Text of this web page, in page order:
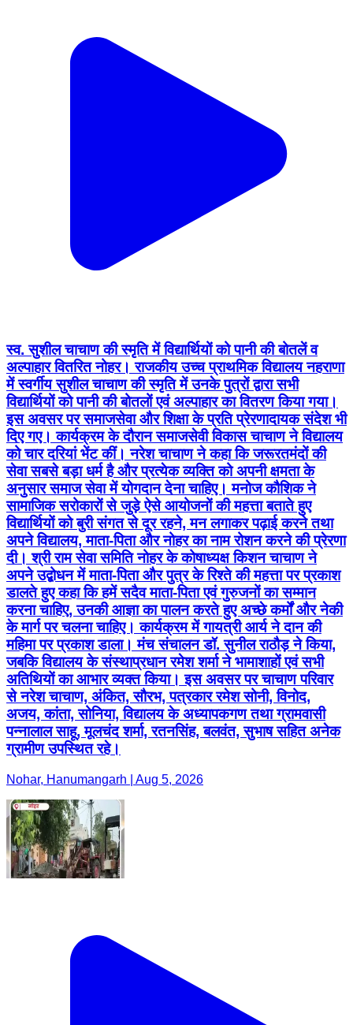
स्व. सुशील चाचाण की स्मृति में विद्यार्थियों को पानी की बोतलें व
अल्पाहार वितरित नोहर। राजकीय उच्च प्राथमिक विद्यालय नहराणा
में स्वर्गीय सुशील चाचाण की स्मृति में उनके पुत्रों द्वारा सभी
विद्यार्थियों को पानी की बोतलों एवं अल्पाहार का वितरण किया गया।
इस अवसर पर समाजसेवा और शिक्षा के प्रति प्रेरणादायक संदेश भी
दिए गए। कार्यक्रम के दौरान समाजसेवी विकास चाचाण ने विद्यालय
को चार दरियां भेंट कीं। नरेश चाचाण ने कहा कि जरूरतमंदों की
सेवा सबसे बड़ा धर्म है और प्रत्येक व्यक्ति को अपनी क्षमता के
अनुसार समाज सेवा में योगदान देना चाहिए। मनोज कौशिक ने
सामाजिक सरोकारों से जुड़े ऐसे आयोजनों की महत्ता बताते हुए
विद्यार्थियों को बुरी संगत से दूर रहने, मन लगाकर पढ़ाई करने तथा
अपने विद्यालय, माता-पिता और नोहर का नाम रोशन करने की प्रेरणा
दी। श्री राम सेवा समिति नोहर के कोषाध्यक्ष किशन चाचाण ने
अपने उद्बोधन में माता-पिता और पुत्र के रिश्ते की महत्ता पर प्रकाश
डालते हुए कहा कि हमें सदैव माता-पिता एवं गुरुजनों का सम्मान
करना चाहिए, उनकी आज्ञा का पालन करते हुए अच्छे कर्मों और नेकी
के मार्ग पर चलना चाहिए। कार्यक्रम में गायत्री आर्य ने दान की
महिमा पर प्रकाश डाला। मंच संचालन डॉ. सुनील राठौड़ ने किया,
जबकि विद्यालय के संस्थाप्रधान रमेश शर्मा ने भामाशाहों एवं सभी
अतिथियों का आभार व्यक्त किया। इस अवसर पर चाचाण परिवार
से नरेश चाचाण, अंकित, सौरभ, पत्रकार रमेश सोनी, विनोद,
अजय, कांता, सोनिया, विद्यालय के अध्यापकगण तथा ग्रामवासी
पन्नालाल साहू, मूलचंद शर्मा, रतनसिंह, बलवंत, सुभाष सहित अनेक
ग्रामीण उपस्थित रहे।
Nohar, Hanumangarh | Aug 5, 2026